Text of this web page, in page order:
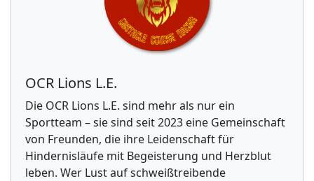
OCR Lions L.E.
Die OCR Lions L.E. sind mehr als nur ein
Sportteam – sie sind seit 2023 eine Gemeinschaft
von Freunden, die ihre Leidenschaft für
Hindernisläufe mit Begeisterung und Herzblut
leben. Wer Lust auf schweißtreibende